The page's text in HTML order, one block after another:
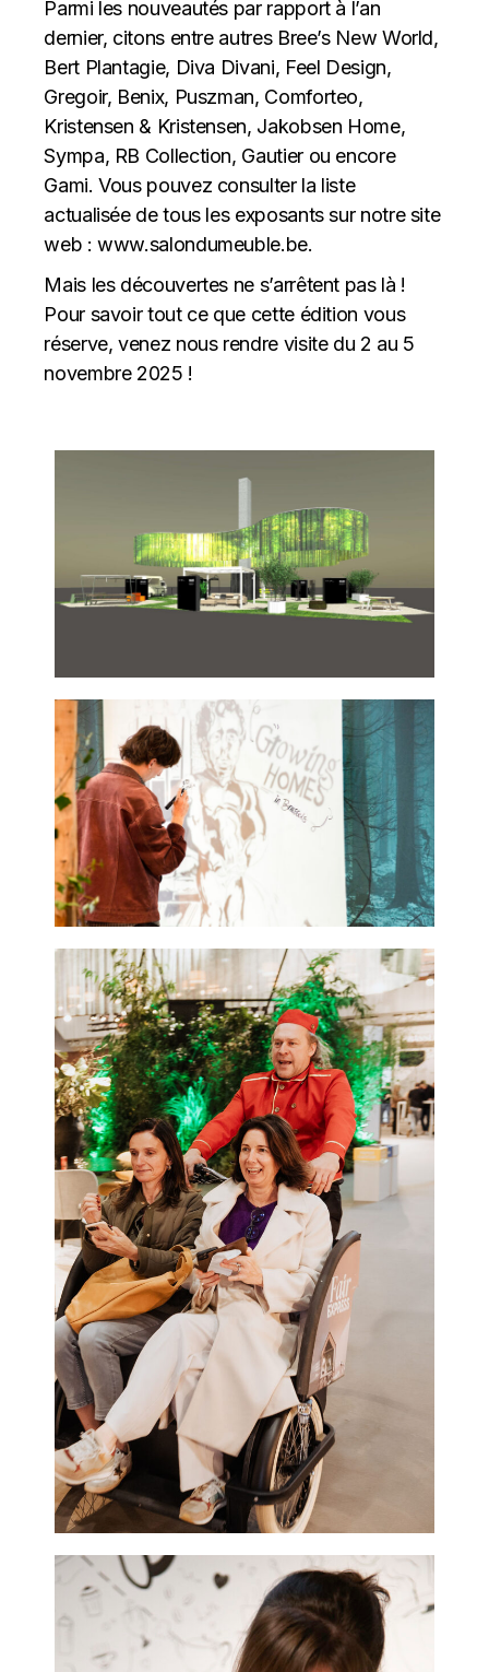
Parmi les nouveautés par rapport à l’an
dernier, citons entre autres Bree’s New World,
Bert Plantagie, Diva Divani, Feel Design,
Gregoir, Benix, Puszman, Comforteo,
Kristensen & Kristensen, Jakobsen Home,
Sympa, RB Collection, Gautier ou encore
Gami. Vous pouvez consulter la liste
actualisée de tous les exposants sur notre site
web : www.salondumeuble.be.
Mais les découvertes ne s’arrêtent pas là !
Pour savoir tout ce que cette édition vous
réserve, venez nous rendre visite du 2 au 5
novembre 2025 !